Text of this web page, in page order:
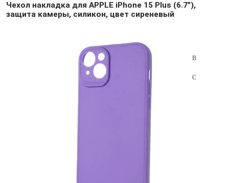
Чехол накладка для APPLE iPhone 15 Plus (6.7"),
защита камеры, силикон, цвет сиреневый